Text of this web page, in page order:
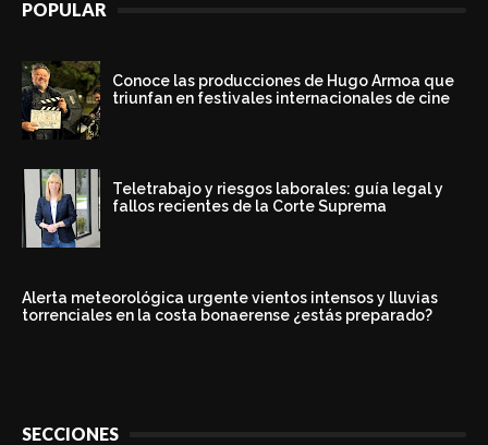
POPULAR
Conoce las producciones de Hugo Armoa que
triunfan en festivales internacionales de cine
Teletrabajo y riesgos laborales: guía legal y
fallos recientes de la Corte Suprema
Alerta meteorológica urgente vientos intensos y lluvias
torrenciales en la costa bonaerense ¿estás preparado?
SECCIONES